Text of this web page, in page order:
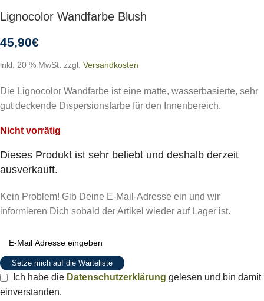
Lignocolor Wandfarbe Blush
45,90€
inkl. 20 % MwSt. zzgl. Versandkosten
Die Lignocolor Wandfarbe ist eine matte, wasserbasierte, sehr
gut deckende Dispersionsfarbe für den Innenbereich.
Nicht vorrätig
Dieses Produkt ist sehr beliebt und deshalb derzeit
ausverkauft.
Kein Problem! Gib Deine E-Mail-Adresse ein und wir
informieren Dich sobald der Artikel wieder auf Lager ist.
Setze mich auf die Warteliste
Ich habe die Datenschutzerklärung gelesen und bin damit
einverstanden.